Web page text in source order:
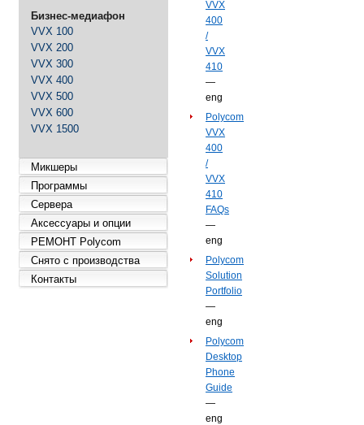
Бизнес-медиафон
VVX 100
VVX 200
VVX 300
VVX 400
VVX 500
VVX 600
VVX 1500
Микшеры
Программы
Сервера
Аксессуары и опции
РЕМОНТ Polycom
Снято с производства
Контакты
VVX
400
/
VVX
410
—
eng
Polycom
VVX
400
/
VVX
410
FAQs
—
eng
Polycom
Solution
Portfolio
—
eng
Polycom
Desktop
Phone
Guide
—
eng